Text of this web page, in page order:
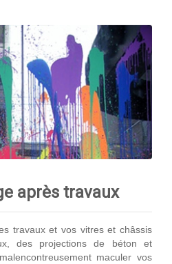
après travaux
travaux et vos vitres et châssis
des projections de béton et
maculer vos